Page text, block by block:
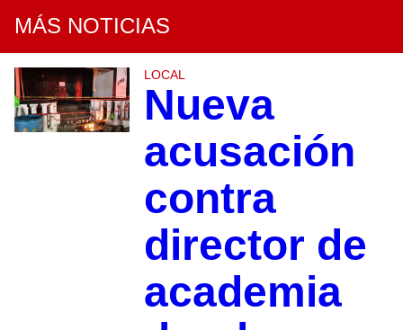
MÁS NOTICIAS
LOCAL
Nueva
acusación
contra
director de
academia